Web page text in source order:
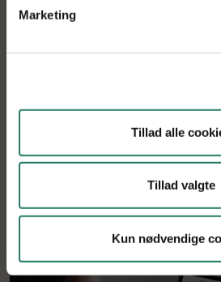
Marketing
Tillad alle
Tillad valgte
Kun nødvendige
mio. kr., og projektet forventer at